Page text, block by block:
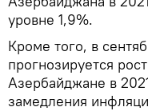
уровне 1,9%.
Кроме того, в
прогнозируется
Азербайджане в
замедления